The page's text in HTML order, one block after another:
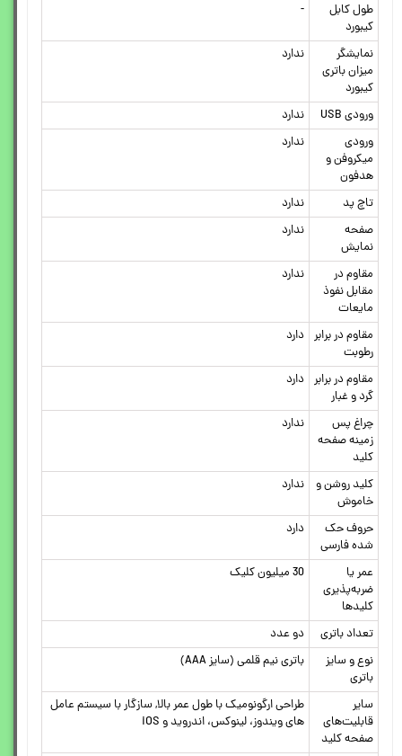
طول کابل
کیبورد
-
نمایشگر
میزان باتری
کیبورد
ندارد
ورودی USB
ندارد
ورودی
میکروفن و
هدفون
ندارد
تاچ پد
ندارد
صفحه
نمایش
ندارد
مقاوم در
مقابل نفوذ
مایعات
ندارد
مقاوم در برابر
رطوبت
دارد
مقاوم در برابر
گرد و غبار
دارد
چراغ‌ پس
زمینه صفحه
کلید
ندارد
کلید روشن و
خاموش
ندارد
حروف حک
شده فارسی
دارد
عمر یا
ضربه‌پذیری
کلیدها
30 میلیون کلیک
تعداد باتری
دو عدد
نوع و سایز
باتری
باتری نیم قلمی (سایز AAA)
سایر
قابلیت‌های
صفحه کلید
طراحی ارگونومیک با طول عمر بالا, سازگار با سیستم عامل
های ویندوز، لینوکس، اندروید و iOS